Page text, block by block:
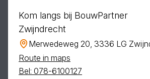
Kom langs bij BouwPartner
Zwijndrecht
Merwedeweg 20, 3336 LG
Route in maps
Bel: 078-6100127